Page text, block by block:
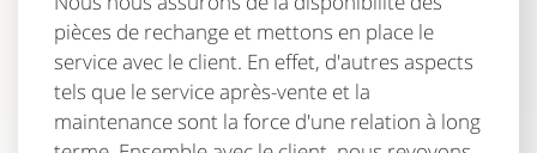
pièces de rechange et mettons en place le
service avec le client. En effet, d'autres aspects
tels que le service après-vente et la
maintenance sont la force d'une relation à long